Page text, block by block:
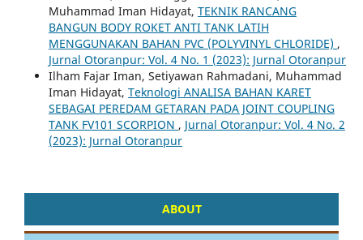
Muhammad Iman Hidayat, TEKNIK RANCANG
BANGUN BODY ROKET ANTI TANK LATIH
MENGGUNAKAN BAHAN PVC (POLYVINYL CHLORIDE) ,
Jurnal Otoranpur: Vol. 4 No. 1 (2023): Jurnal Otoranpur
Ilham Fajar Iman, Setiyawan Rahmadani, Muhammad
Iman Hidayat, Teknologi ANALISA BAHAN KARET
SEBAGAI PEREDAM GETARAN PADA JOINT COUPLING
TANK FV101 SCORPION , Jurnal Otoranpur: Vol. 4 No. 2
(2023): Jurnal Otoranpur
ABOUT